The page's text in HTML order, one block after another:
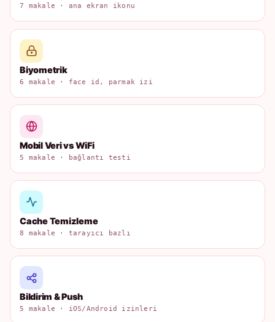
7 makale · ana ekran ikonu
Biyometrik
6 makale · face id, parmak izi
Mobil Veri vs WiFi
5 makale · bağlantı testi
Cache Temizleme
8 makale · tarayıcı bazlı
Bildirim & Push
5 makale · iOS/Android izinleri